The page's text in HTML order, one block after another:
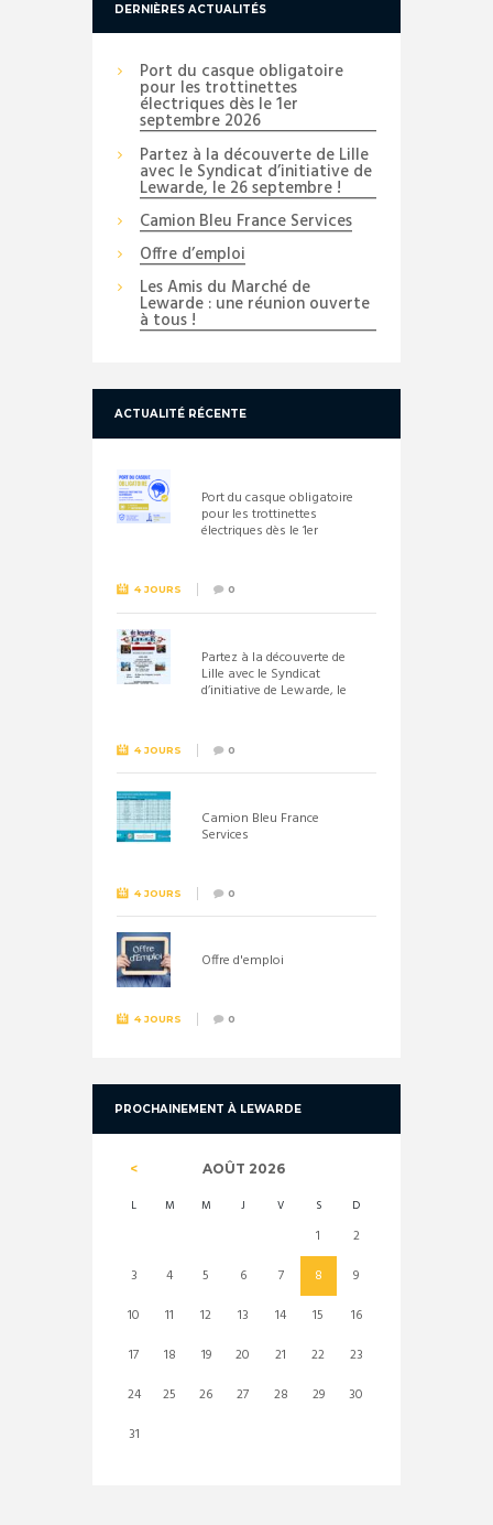
DERNIÈRES ACTUALITÉS
Port du casque obligatoire
pour les trottinettes
électriques dès le 1er
septembre 2026
Partez à la découverte de Lille
avec le Syndicat d’initiative de
Lewarde, le 26 septembre !
Camion Bleu France Services
Offre d’emploi
Les Amis du Marché de
Lewarde : une réunion ouverte
à tous !
ACTUALITÉ RÉCENTE
Port du casque obligatoire
pour les trottinettes
électriques dès le 1er
4 JOURS 0
Partez à la découverte de
Lille avec le Syndicat
d’initiative de Lewarde, le
4 JOURS 0
Camion Bleu France
Services
4 JOURS 0
Offre d'emploi
4 JOURS 0
PROCHAINEMENT À LEWARDE
AOÛT 2026
L M M J V S D
1
2
3
4 5 6 7 8
9
10
11 12 13 14 15
16
17
18 19 20 21 22
23
24
25 26 27 28 29
30
31